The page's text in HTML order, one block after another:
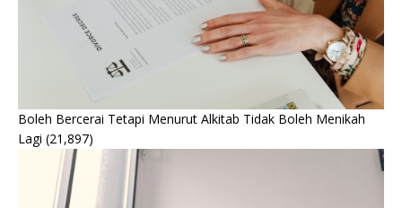
Boleh Bercerai Tetapi Menurut Alkitab Tidak Boleh Menikah
Lagi (21,897)